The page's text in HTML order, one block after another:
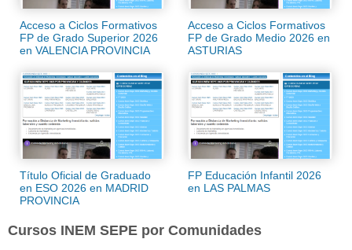
Acceso a Ciclos Formativos
FP de Grado Superior 2026
en VALENCIA PROVINCIA
Acceso a Ciclos Formativos
FP de Grado Medio 2026 en
ASTURIAS
Título Oficial de Graduado
en ESO 2026 en MADRID
PROVINCIA
FP Educación Infantil 2026
en LAS PALMAS
Cursos INEM SEPE por Comunidades